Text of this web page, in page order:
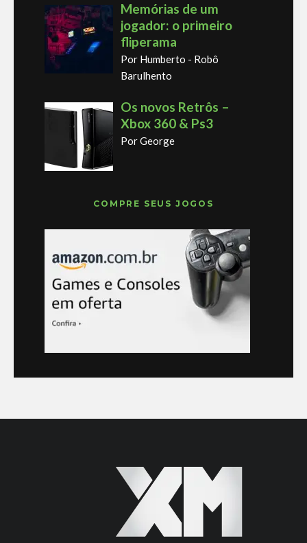
Memórias de um
jogador: o primeiro
fliperama
Por Humberto - Robô
Barulhento
Os novos Retrôs –
Xbox 360 & Ps3
Por George
COMPRE SEUS JOGOS